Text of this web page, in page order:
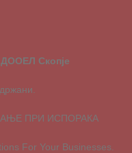
Скопје
ПРИ ИСПОРАКА
For Your Businesses.